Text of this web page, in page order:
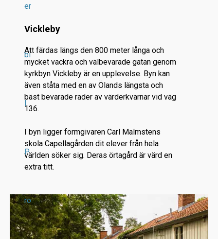
er
bi
l
P
ro
Vickleby
Att färdas längs den 800 meter långa och
mycket vackra och välbevarade gatan genom
kyrkbyn Vickleby är en upplevelse. Byn kan
även ståta med en av Ölands längsta och
bäst bevarade rader av värderkvarnar vid väg
136.
I byn ligger formgivaren Carl Malmstens
skola Capellagården dit elever från hela
världen söker sig. Deras örtagård är värd en
extra titt.